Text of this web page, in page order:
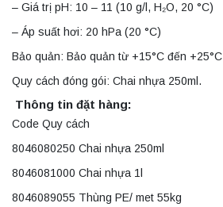
– Giá trị pH: 10 – 11 (10 g/l, H₂O, 20 °C)
– Áp suất hơi: 20 hPa (20 °C)
Bảo quản: Bảo quản từ +15°C đến +25°C
Quy cách đóng gói: Chai nhựa 250ml.
Thông tin đặt hàng:
Code Quy cách
8046080250 Chai nhựa 250ml
8046081000 Chai nhựa 1l
8046089055 Thùng PE/ met 55kg